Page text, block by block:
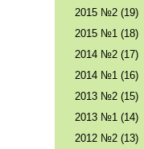
2015 №2 (19)
2015 №1 (18)
2014 №2 (17)
2014 №1 (16)
2013 №2 (15)
2013 №1 (14)
2012 №2 (13)